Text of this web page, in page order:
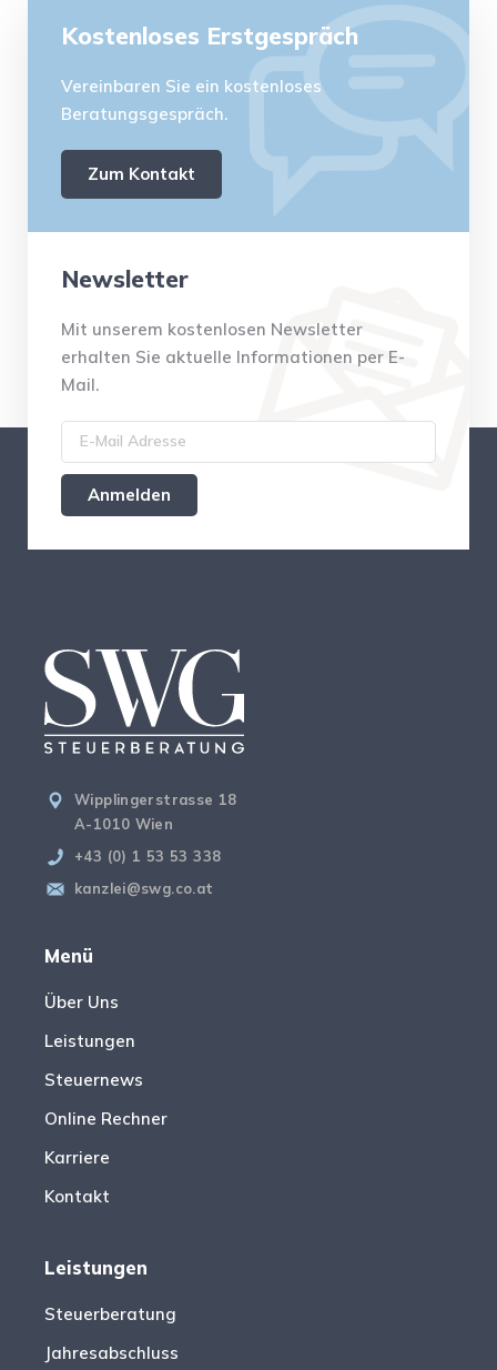
Kostenloses Erstgespräch
Vereinbaren Sie ein kostenloses
Beratungsgespräch.
Zum Kontakt
Newsletter
Mit unserem kostenlosen Newsletter
erhalten Sie aktuelle Informationen per E-
Mail.
Wipplingerstrasse 18
A-1010 Wien
+43 (0) 1 53 53 338
kanzlei@swg.co.at
Menü
Über Uns
Leistungen
Steuernews
Online Rechner
Karriere
Kontakt
Leistungen
Steuerberatung
Jahresabschluss